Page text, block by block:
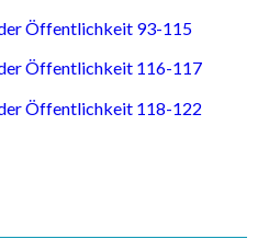
Öffentlichkeit 93-115
Öffentlichkeit 116-117
Öffentlichkeit 118-122